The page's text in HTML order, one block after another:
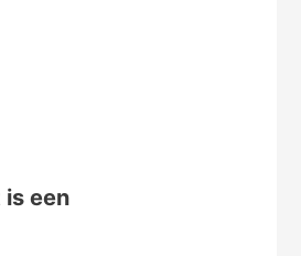
een